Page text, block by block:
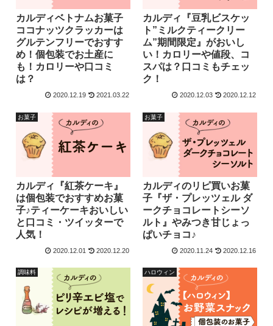
カルディベトナムお菓子
ココナッツクラッカーは
グルテンフリーでおすす
め！個包装でお土産に
も！カロリーや口コミ
は？
2020.12.19 2021.03.22
カルディ『豆乳ビスケッ
ト”ミルクティークリー
ム”期間限定』がおいし
い！カロリーや値段、コ
スパは？口コミもチェッ
ク！
2020.12.03 2020.12.12
お菓子
カルディ『紅茶ケーキ』
は個包装でおすすめお菓
子♪ティーケーキおいしい
と口コミ・ツイッターで
人気！
2020.12.01 2020.12.20
お菓子
カルディのリピ買いお菓
子『ザ・プレッツェル ダ
ークチョコレートシーソ
ルト』やみつき甘じょっ
ぱいチョコ♪
2020.11.24 2020.12.16
調味料 ハロウィン